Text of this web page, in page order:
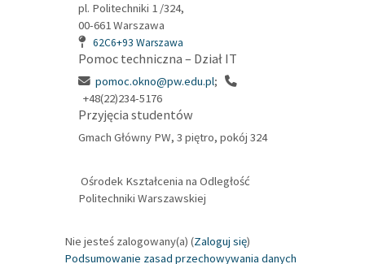
pl. Politechniki 1 /324,
00-661 Warszawa
62C6+93 Warszawa
Pomoc techniczna – Dział IT
pomoc.okno@pw.edu.pl;
+48(22)234-5176
Przyjęcia studentów
Gmach Główny PW, 3 piętro, pokój 324
Ośrodek Kształcenia na Odległość
Politechniki Warszawskiej
Nie jesteś zalogowany(a) (Zaloguj się)
Podsumowanie zasad przechowywania danych